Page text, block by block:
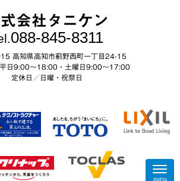
会社タニケン
088-845-8311
高知県高知市薊野西町一丁目24-15
日9:00～18:00・土曜日9:00〜17:00
定休日／日曜・祝祭日
N
a
menu